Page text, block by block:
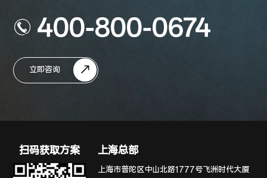
400-800-0674
立即咨询
扫码获取方案 上海总部
上海市普陀区中山北路1777号飞洲时代大厦